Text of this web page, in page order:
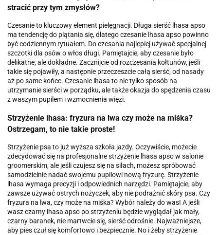
stracić przy tym zmysłów?
Czesanie to kluczowy element pielęgnacji. Długa sierść lhasa apso
ma tendencję do plątania się, dlatego czesanie lhasa apso powinno
być codziennym rytuałem. Do czesania najlepiej używać specjalnej
szczotki dla psów o włos długi. Pamiętajcie, aby czesanie było
delikatne, ale dokładne. Zacznijcie od rozczesania kołtunów, jeśli
takie się pojawiły, a następnie przeczeszcie całą sierść, od nasady
aż po same końce. Czesanie lhasa to nie tylko sposób na
utrzymanie sierści w porządku, ale także okazja do spędzenia czasu
z waszym pupilem i wzmocnienia więzi.
Strzyżenie lhasa: fryzura na lwa czy może na miśka?
Ostrzegam, to nie takie proste!
Strzyżenie psa to już wyższa szkoła jazdy. Oczywiście, możecie
zdecydować się na profesjonalne strzyżenie lhasa apso w salonie
groomerskim, ale jeśli czujesz się na siłach, możesz spróbować
samodzielnie nadać swojemu pupilowi nową fryzurę. Strzyżenie
lhasa wymaga precyzji i odpowiednich narzędzi. Pamiętajcie, aby
zawsze używać ostrych nożyczek, aby nie podrażnić skóry psa. Czy
fryzura na lwa, czy może na miśka? Wybór należy do was! A jeśli
wasz czarny lhasa apso po strzyżeniu będzie wyglądał jak mały,
czarny baranek, nie martwcie się, sierść odrośnie. Najważniejsze,
aby pies czuł się komfortowo i bezpiecznie. No i żeby strzyżenie